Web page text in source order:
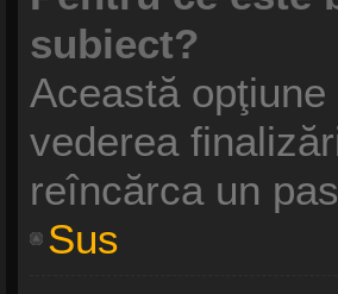
subiect?
Această
vederea
reîncărca un
Sus